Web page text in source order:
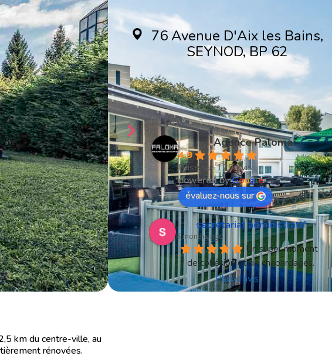
km du centre-ville, au
rénovées.
76 Avenue D'Aix les Bains,
SEYNOD, BP 62
74600 Seynod
Créons ensemble
votre séminaire
Agence Paloma
4.9
Basé sur 129 avis
powered byGoogle
évaluez-nous sur
secretariat administratif
6 months ago
Un super moment
de cohésion et de chapardages.
Plus d'avis